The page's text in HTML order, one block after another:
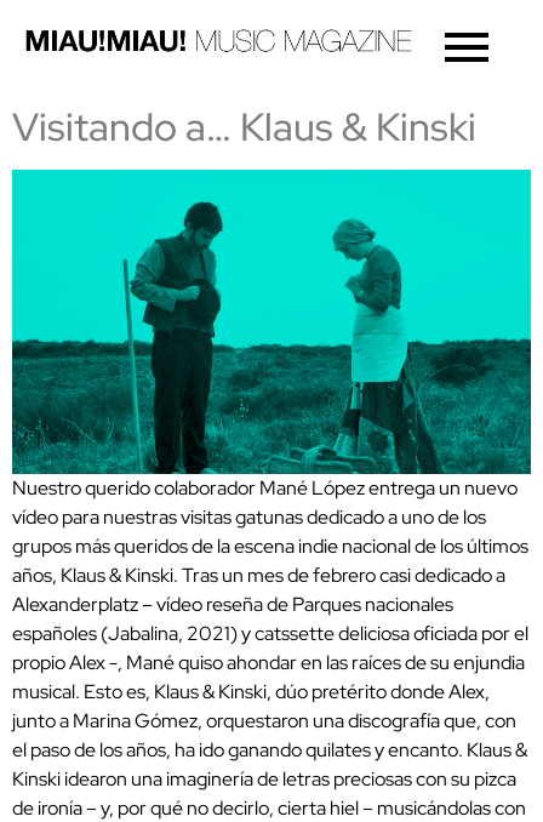
Visitando a… Klaus & Kinski
Nuestro querido colaborador Mané López entrega un nuevo
vídeo para nuestras visitas gatunas dedicado a uno de los
grupos más queridos de la escena indie nacional de los últimos
años, Klaus & Kinski. Tras un mes de febrero casi dedicado a
Alexanderplatz – vídeo reseña de Parques nacionales
españoles (Jabalina, 2021) y catssette deliciosa oficiada por el
propio Alex -, Mané quiso ahondar en las raíces de su enjundia
musical. Esto es, Klaus & Kinski, dúo pretérito donde Alex,
junto a Marina Gómez, orquestaron una discografía que, con
el paso de los años, ha ido ganando quilates y encanto. Klaus &
Kinski idearon una imaginería de letras preciosas con su pizca
de ironía – y, por qué no decirlo, cierta hiel – musicándolas con